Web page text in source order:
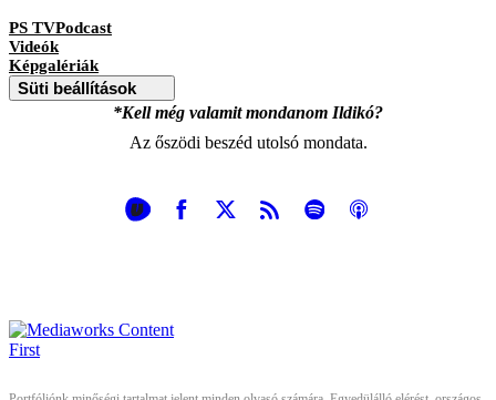
PS TVPodcast
Videók
Képgalériák
Süti beállítások
*Kell még valamit mondanom Ildikó?
Az őszödi beszéd utolsó mondata.